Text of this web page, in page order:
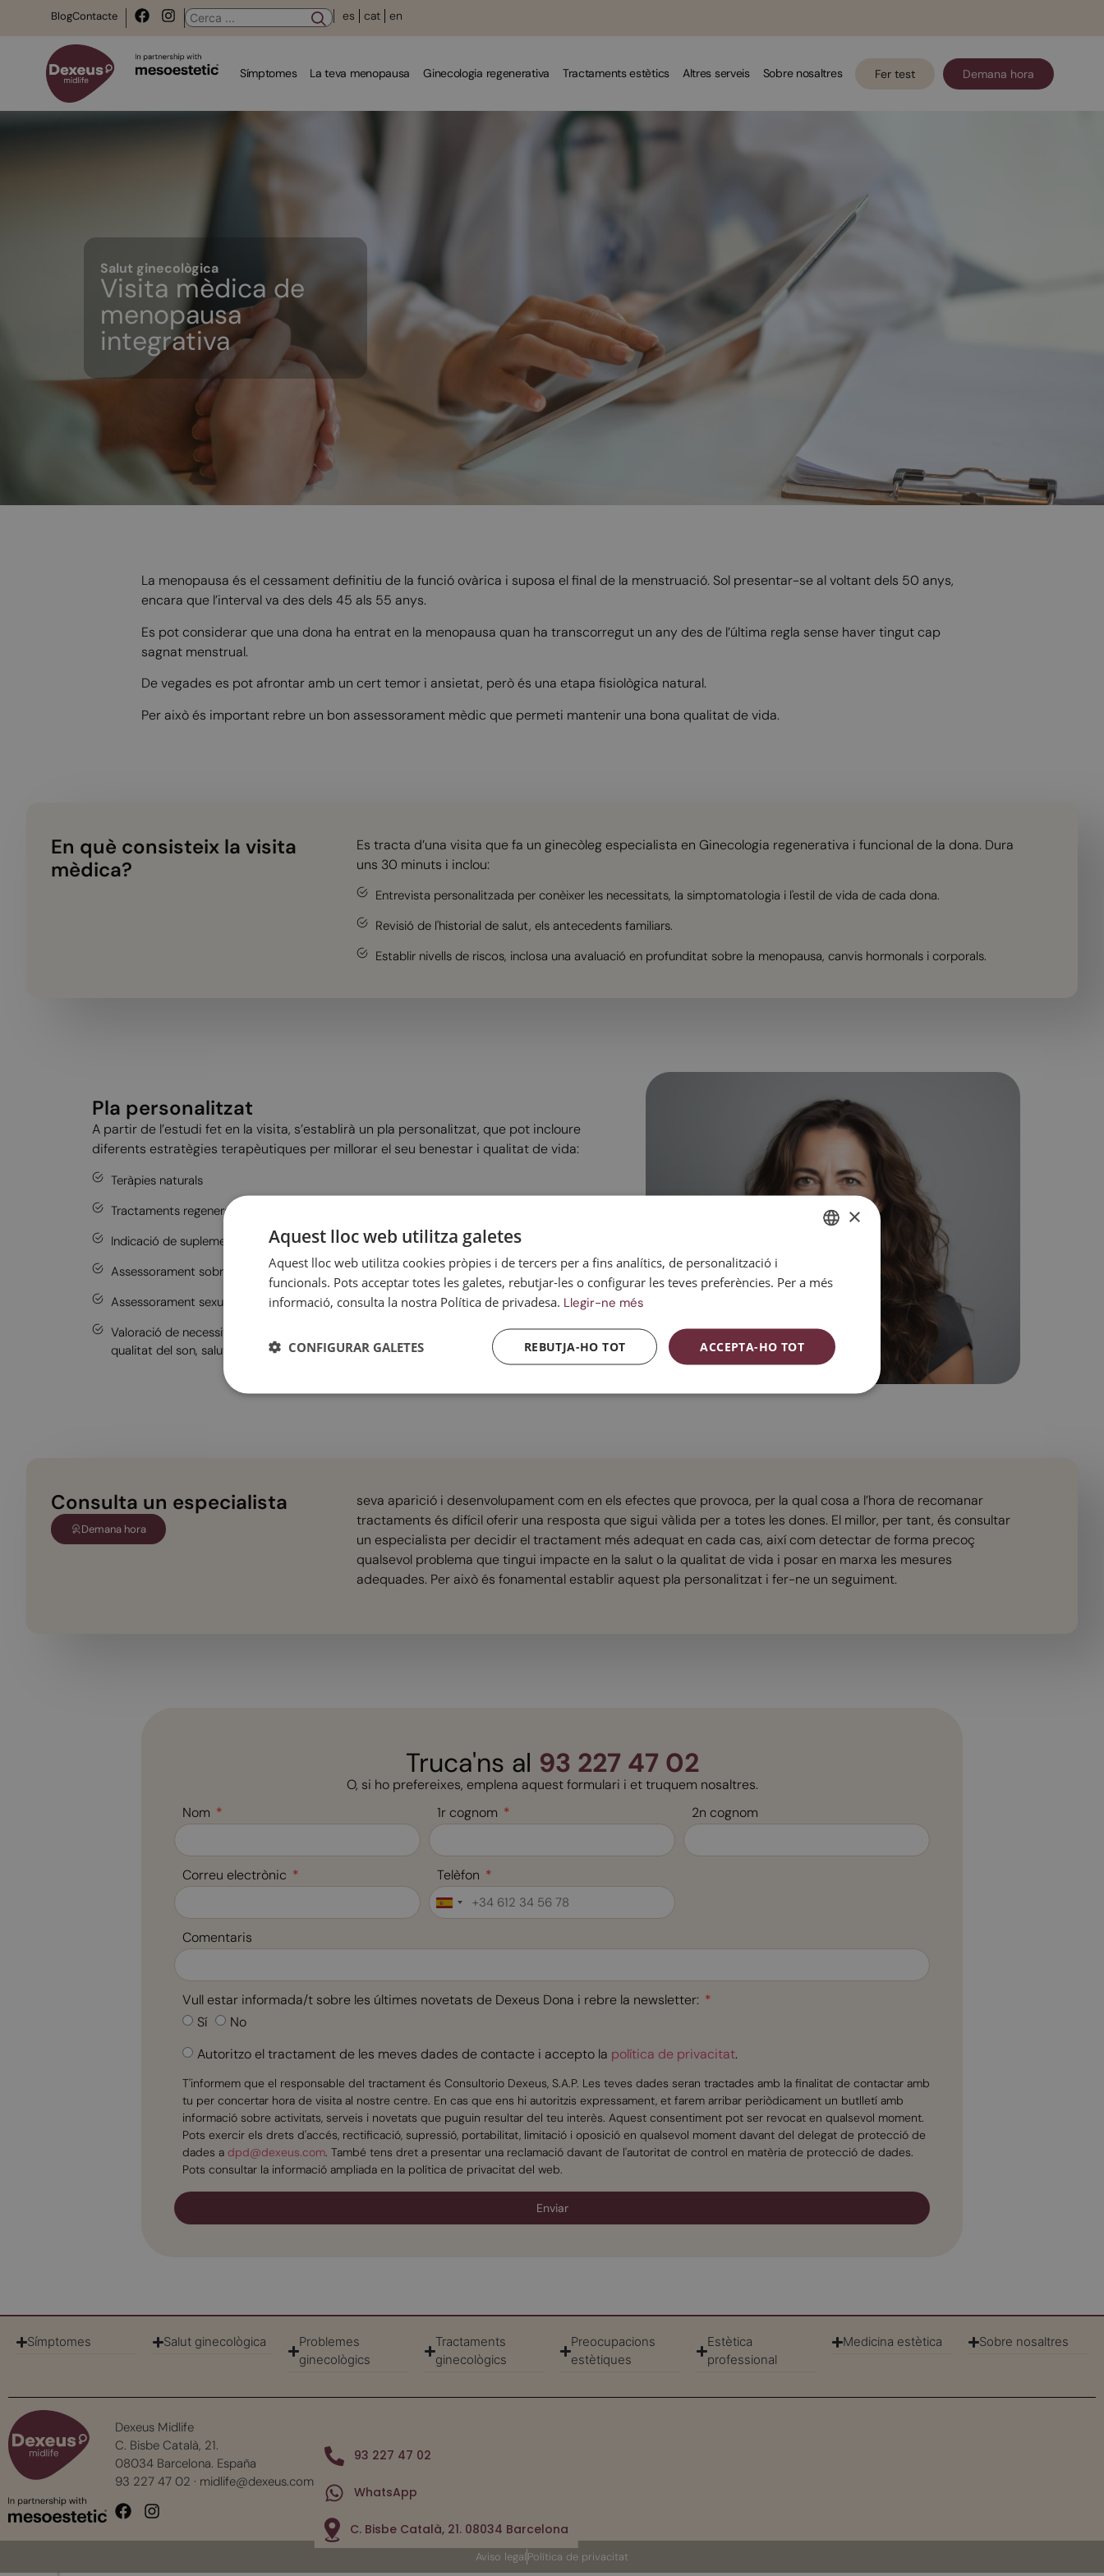
BlogContacte es cat en
Símptomes La teva menopausa Ginecologia regenerativa Tractaments estètics Altres serveis Sobre nosaltres Fer test Demana hora
Salut ginecològica
Visita mèdica de
menopausa
integrativa
La menopausa és el cessament definitiu de la funció ovàrica i suposa el final de la menstruació. Sol presentar-se al voltant dels 50 anys,
encara que l’interval va des dels 45 als 55 anys.
Es pot considerar que una dona ha entrat en la menopausa quan ha transcorregut un any des de l’última regla sense haver tingut cap
sagnat menstrual.
De vegades es pot afrontar amb un cert temor i ansietat, però és una etapa fisiològica natural.
Per això és important rebre un bon assessorament mèdic que permeti mantenir una bona qualitat de vida.
En què consisteix la visita
mèdica?
Es tracta d’una visita que fa un ginecòleg especialista en Ginecologia regenerativa i funcional de la dona. Dura
uns 30 minuts i inclou:
Entrevista personalitzada per conèixer les necessitats, la simptomatologia i l'estil de vida de cada dona.
Revisió de l'historial de salut, els antecedents familiars.
Establir nivells de riscos, inclosa una avaluació en profunditat sobre la menopausa, canvis hormonals i corporals.
Pla personalitzat
A partir de l’estudi fet en la visita, s’establirà un pla personalitzat, que pot incloure
diferents estratègies terapèutiques per millorar el seu benestar i qualitat de vida:
Teràpies naturals
Tractaments regeneratius per millorar la salut vulvovaginal.
Indicació de suplementació personalitzada.
Assessorament sobre reemplaçament hormonal de la menopausa.
Assessorament sexual.
Valoració de necessitat d'una visita per altres subunitats del centre: nutrició, fisioteràpia,
qualitat del son, salut mental...
Consulta un especialista
Demana hora
seva aparició i desenvolupament com en els efectes que provoca, per la qual cosa a l’hora de recomanar
tractaments és difícil oferir una resposta que sigui vàlida per a totes les dones. El millor, per tant, és consultar
un especialista per decidir el tractament més adequat en cada cas, així com detectar de forma precoç
qualsevol problema que tingui impacte en la salut o la qualitat de vida i posar en marxa les mesures
adequades. Per això és fonamental establir aquest pla personalitzat i fer-ne un seguiment.
Truca'ns al 93 227 47 02
O, si ho prefereixes, emplena aquest formulari i et truquem nosaltres.
Nom
1r cognom 2n cognom
Correu electrònic Telèfon
Spain
Comentaris
Vull estar informada/t sobre les últimes novetats de Dexeus Dona i rebre la newsletter:
Sí
No
Autoritzo el tractament de les meves dades de contacte i accepto la política de privacitat.
T'informem que el responsable del tractament és Consultorio Dexeus, S.A.P. Les teves dades seran tractades amb la finalitat de contactar amb
tu per concertar hora de visita al nostre centre. En cas que ens hi autoritzis expressament, et farem arribar periòdicament un butlletí amb
informació sobre activitats, serveis i novetats que puguin resultar del teu interès. Aquest consentiment pot ser revocat en qualsevol moment.
Pots exercir els drets d'accés, rectificació, supressió, portabilitat, limitació i oposició en qualsevol moment davant del delegat de protecció de
dades a dpd@dexeus.com. També tens dret a presentar una reclamació davant de l'autoritat de control en matèria de protecció de dades.
Pots consultar la informació ampliada en la política de privacitat del web.
Enviar
Símptomes Salut ginecològica
Problemes
ginecològics
Tractaments
ginecològics
Preocupacions
estètiques
Estètica
professional
Medicina estètica Sobre nosaltres
Dexeus Midlife
C. Bisbe Català, 21.
08034 Barcelona. España
93 227 47 02 · midlife@dexeus.com
Aviso legalPolítica de privacitat
93 227 47 02
WhatsApp
C. Bisbe Català, 21. 08034 Barcelona
CATALAN
ESPAÑOL
×
Aquest lloc web utilitza galetes
Aquest lloc web utilitza cookies pròpies i de tercers per a fins analítics, de personalització i
funcionals. Pots acceptar totes les galetes, rebutjar-les o configurar les teves preferències. Per a més
informació, consulta la nostra Política de privadesa. Llegir-ne més
ACCEPTA-HO TOT
REBUTJA-HO TOT
CONFIGURAR GALETES